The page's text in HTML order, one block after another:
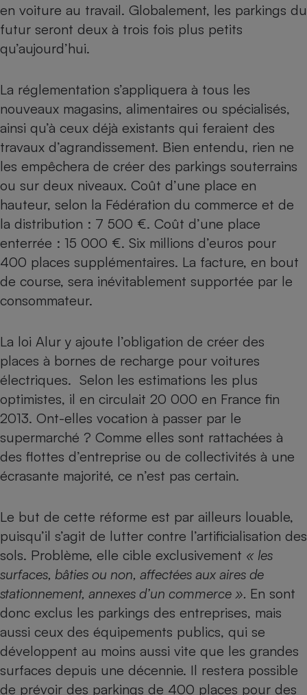
en voiture au travail. Globalement, les parkings du
futur seront deux à trois fois plus petits
qu’aujourd’hui.
La réglementation s’appliquera à tous les
nouveaux magasins, alimentaires ou spécialisés,
ainsi qu’à ceux déjà existants qui feraient des
travaux d’agrandissement. Bien entendu, rien ne
les empêchera de créer des parkings souterrains
ou sur deux niveaux. Coût d’une place en
hauteur, selon la Fédération du commerce et de
la distribution : 7 500 €. Coût d’une place
enterrée : 15 000 €. Six millions d’euros pour
400 places supplémentaires. La facture, en bout
de course, sera inévitablement supportée par le
consommateur.
La loi Alur y ajoute l’obligation de créer des
places à bornes de recharge pour voitures
électriques. Selon les estimations les plus
optimistes, il en circulait 20 000 en France fin
2013. Ont-elles vocation à passer par le
supermarché ? Comme elles sont rattachées à
des flottes d’entreprise ou de collectivités à une
écrasante majorité, ce n’est pas certain.
Le but de cette réforme est par ailleurs louable,
puisqu’il s’agit de lutter contre l’artificialisation des
sols. Problème, elle cible exclusivement « les
surfaces, bâties ou non, affectées aux aires de
stationnement, annexes d’un commerce ». En sont
donc exclus les parkings des entreprises, mais
aussi ceux des équipements publics, qui se
développent au moins aussi vite que les grandes
surfaces depuis une décennie. Il restera possible
de prévoir des parkings de 400 places pour des
Plaque de cuisson à
induction
Climatiseur -
Ventilateur
Cafetière à expressos
Robot ménager
Téléphone mobile -
Smartphone
Antivirus
Climatiseur -
Ventilateur